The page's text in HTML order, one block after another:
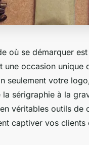
où se démarquer
une occasion unique
seulement votre
la sérigraphie à la
véritables outils de
captiver vos